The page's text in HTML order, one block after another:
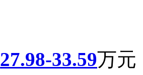
27.98-33.59万元